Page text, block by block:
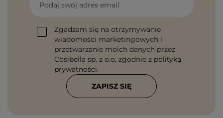
Podaj swój adres email
Zgadzam się na otrzymywanie
wiadomości marketingowych i
przetwarzanie moich danych przez
Cosibella sp. z o.o, zgodnie z polityką
prywatności.
ZAPISZ SIĘ